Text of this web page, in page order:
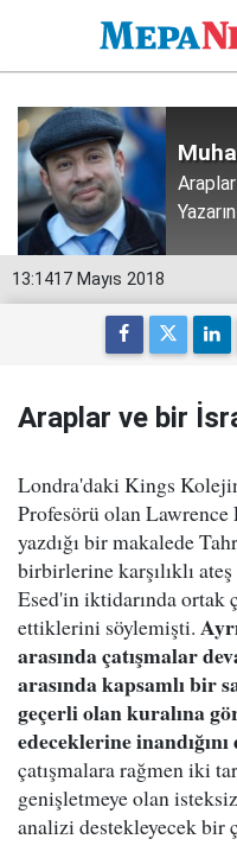
13:1417 Mayıs 2018
Araplar ve bir
Londra'daki Kings
Profesörü olan
yazdığı bir makalede
birbirlerine karşılıklı
Esed'in iktidarında ortak
ettiklerini söylemişti.
arasında çatışmalar
arasında kapsamlı bir
geçerli olan kuralına
edeceklerine
çatışmalara rağmen iki
genişletmeye olan
analizi destekleyecek bir